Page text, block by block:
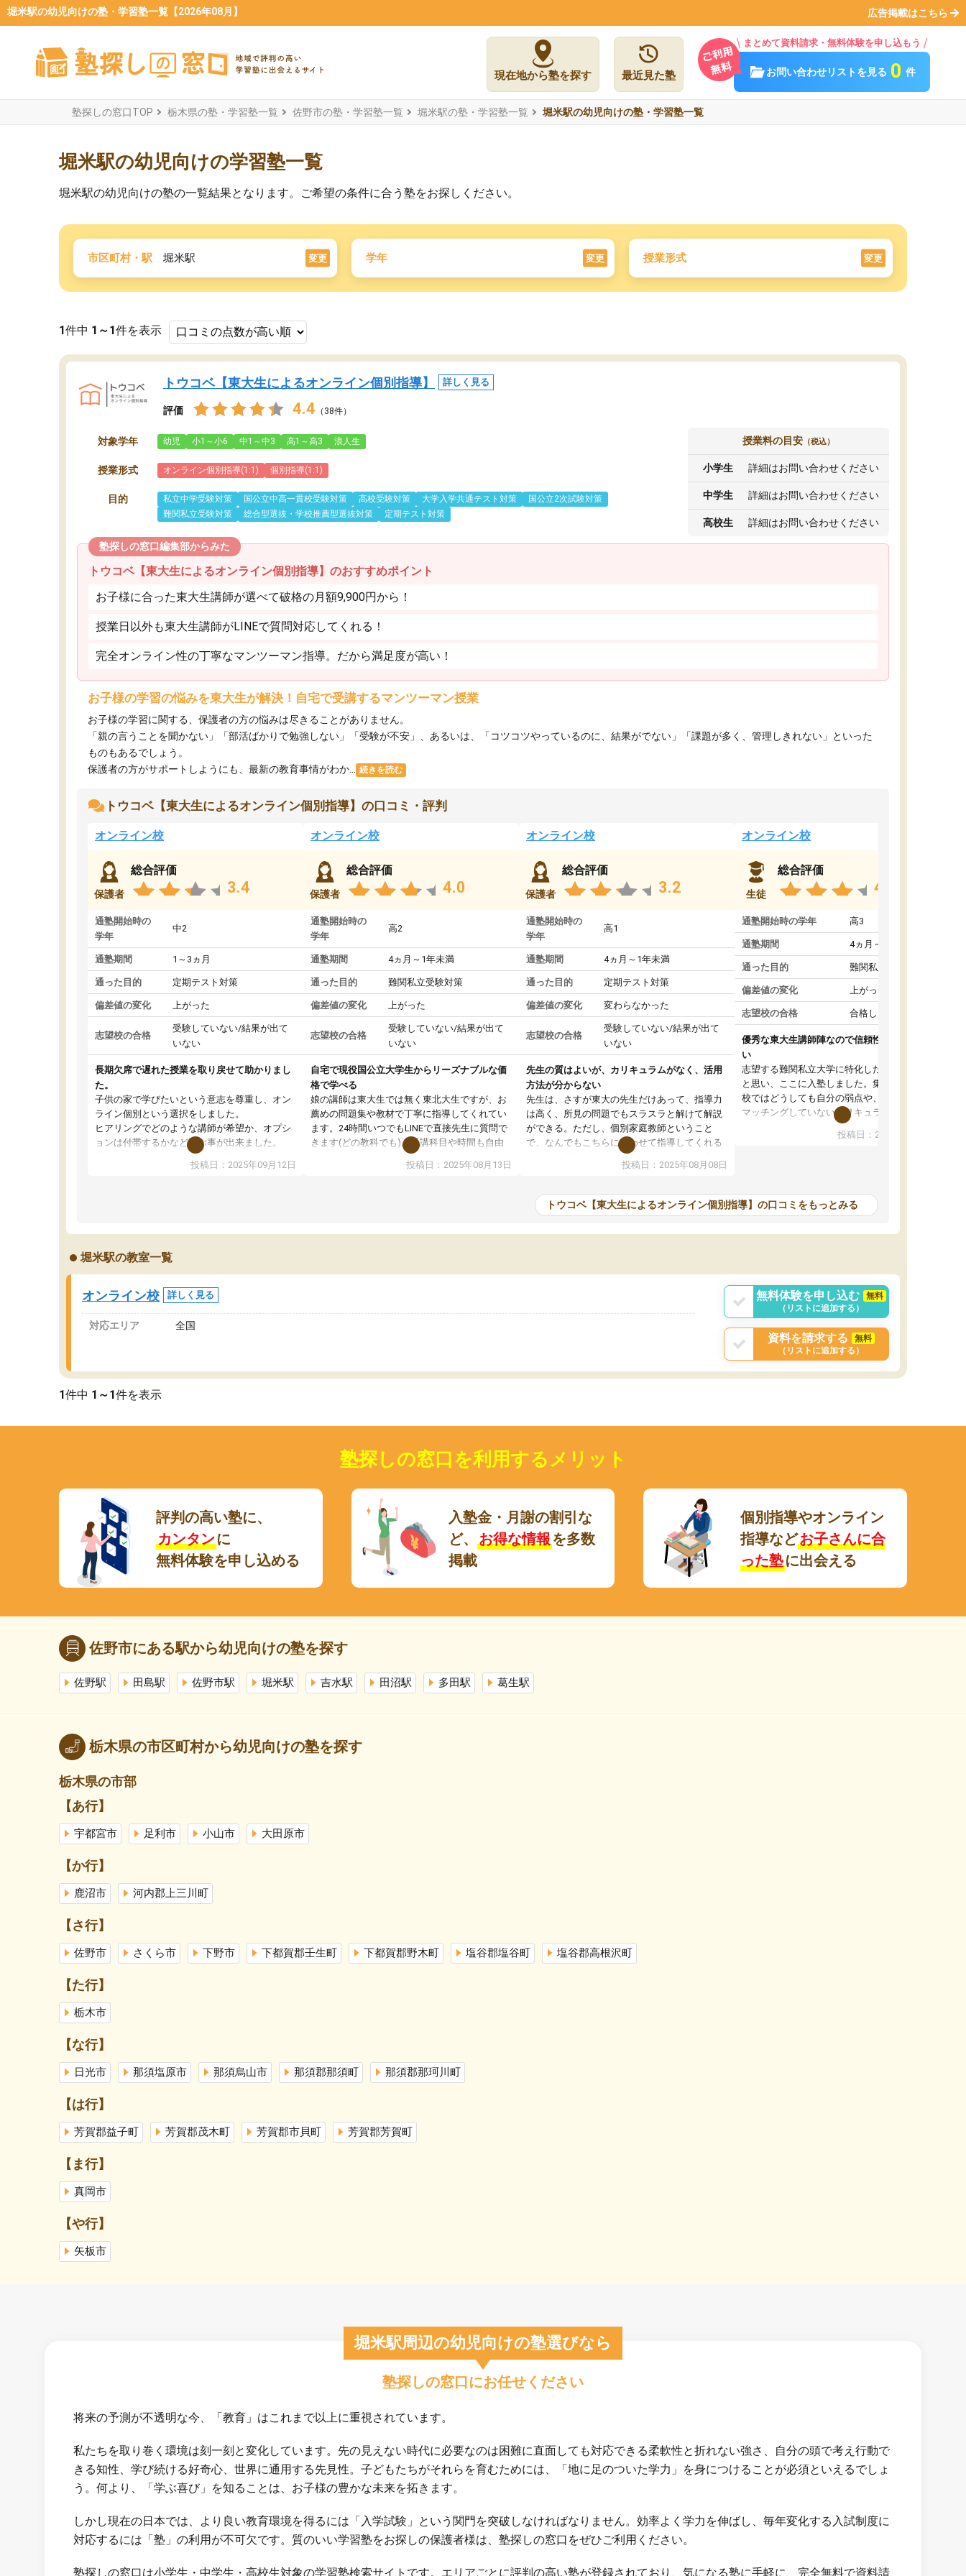
堀米駅の幼児向けの塾・学習塾一覧【2026年08月】 広告掲載はこちら
現在地から塾を探す 最近見た塾
まとめて資料請求・無料体験を申し込もう
お問い合わせリストを見る 0 件
塾探しの窓口TOP 栃木県の塾・学習塾一覧 佐野市の塾・学習塾一覧 堀米駅の塾・学習塾一覧 堀米駅の幼児向けの塾・学習塾一覧
堀米駅の幼児向けの学習塾一覧
堀米駅の幼児向けの塾の一覧結果となります。ご希望の条件に合う塾をお探しください。
市区町村・駅 堀米駅 変更 学年 変更 授業形式 変更
1件中 1～1件を表示
トウコベ【東大生によるオンライン個別指導】 詳しく見る
評価 4.4 （38件）
対象学年 幼児 小1～小6 中1～中3 高1～高3 浪人生
授業形式 オンライン個別指導(1:1) 個別指導(1:1)
目的 私立中学受験対策 国公立中高一貫校受験対策 高校受験対策 大学入学共通テスト対策
国公立2次試験対策
難関私立受験対策
総合型選抜・学校推薦型選抜対策 定期テスト対策
授業料の目安 （税込）
小学生 詳細はお問い合わせください
中学生 詳細はお問い合わせください
高校生 詳細はお問い合わせください
塾探しの窓口編集部からみた
トウコベ【東大生によるオンライン個別指導】のおすすめポイント
お子様に合った東大生講師が選べて破格の月額9,900円から！
授業日以外も東大生講師がLINEで質問対応してくれる！
完全オンライン性の丁寧なマンツーマン指導。だから満足度が高い！
お子様の学習の悩みを東大生が解決！自宅で受講するマンツーマン授業
お子様の学習に関する、保護者の方の悩みは尽きることがありません。
「親の言うことを聞かない」「部活ばかりで勉強しない」「受験が不安」、あるいは、「コツコツやっているのに、結果がでない」「課題が多く、管理しきれない」といった
ものもあるでしょう。
保護者の方がサポートしようにも、最新の教育事情がわか...
続きを読む
トウコベ【東大生によるオンライン個別指導】の口コミ・評判
オンライン校
保護者
総合評価
3.4
通塾開始時の
学年
中2
通塾期間 1～3ヵ月
通った目的 定期テスト対策
偏差値の変化 上がった
志望校の合格
受験していない/結果が出て
いない
長期欠席で遅れた授業を取り戻せて助かりまし
た。
子供の家で学びたいという意志を尊重し、オン
ライン個別という選択をしました。
ヒアリングでどのような講師が希望か、オプシ
ョンは付帯するかなど選ぶ事が出来ました。
講師とのマッチング後講師との初回ミーティン
グを行い、その講師で良いか他の講師を希望す
オンラインツールを使用した単語帳の共有があ
り宿題もそちらで出される形でした。
2ヶ月で担当講師の方がお辞めになると言う事で
講師変更の申し出があり、あまりに短期での変
更だった為、塾に通う事にして退会しました。
遅れも取り戻せ、授業内容や講師の方は良かっ
投稿日：2025年09月12日
オンライン校
保護者
総合評価
4.0
通塾開始時の
学年
高2
通塾期間 4ヵ月～1年未満
通った目的 難関私立受験対策
偏差値の変化 上がった
志望校の合格
受験していない/結果が出て
いない
自宅で現役国公立大学生からリーズナブルな価
格で学べる
娘の講師は東大生では無く東北大生ですが、お
薦めの問題集や教材で丁寧に指導してくれてい
ます。24時間いつでもLINEで直接先生に質問で
きます(どの教科でも)。受講科目や時間も自由
に決めれるので、個人に合った勉強ができると
思います。カリキュラム相談みたいなのがあり
ます。講師も合わなければチェンジできます
投稿日：2025年08月13日
オンライン校
保護者
総合評価
3.2
通塾開始時の
学年
高1
通塾期間 4ヵ月～1年未満
通った目的 定期テスト対策
偏差値の変化 変わらなかった
志望校の合格
受験していない/結果が出て
いない
先生の質はよいが、カリキュラムがなく、活用
方法が分からない
先生は、さすが東大の先生だけあって、指導力
は高く、所見の問題でもスラスラと解けて解説
ができる。ただし、個別家庭教師ということ
で、なんでもこちらに合わせて指導してくれる
のだが、具体的なカリキュラムがない。当方
は、授業の先取り学習をするため、学校の教科
いただいたが、1時間の時間を使って進められる
範囲は限られており、それであれば自学自習で
なく、上手い活用の仕方が分からず辞めること
投稿日：2025年08月08日
オンライン校
生徒
総合評価
4.4
通塾開始時の学年 高3
通塾期間 4ヵ月～1年未満
通った目的 難関私立受験対策
偏差値の変化 上がった
志望校の合格 合格した
優秀な東大生講師陣なので信頼性や安心感が高
い
志望する難関私立大学に特化した準備をしたい
と思い、ここに入塾しました。集団指導の予備
校ではどうしても自分の弱点や、志望校対策に
マッチングしていないカリキュラムに不安を感
また受験のノウハウを蓄積している優秀な東大
ツーマン指導によって、自分の志望校にふさわ
しいオリジナルのカリキュラムを提案してくれ
と感じました。
投稿日：2024年02月19日
トウコベ【東大生によるオンライン個別指導】の口コミをもっとみる
堀米駅の教室一覧
オンライン校 詳しく見る
対応エリア 全国
無料体験を申し込む
無料
（リストに追加する）
資料を請求する
無料
（リストに追加する）
1件中 1～1件を表示
塾探しの窓口を利用するメリット
評判の高い塾に、
カンタン に
無料体験を申し込める
入塾金・月謝の割引な
ど、
お得な情報 を多数
掲載
個別指導やオンライン
指導などお子さんに合
った塾に出会える
佐野市にある駅から幼児向けの塾を探す
佐野駅 田島駅 佐野市駅 堀米駅 吉水駅 田沼駅 多田駅 葛生駅
栃木県の市区町村から幼児向けの塾を探す
栃木県の市部
【あ行】
宇都宮市 足利市 小山市 大田原市
【か行】
鹿沼市 河内郡上三川町
【さ行】
佐野市 さくら市 下野市 下都賀郡壬生町 下都賀郡野木町 塩谷郡塩谷町 塩谷郡高根沢町
【た行】
栃木市
【な行】
日光市 那須塩原市 那須烏山市 那須郡那須町 那須郡那珂川町
【は行】
芳賀郡益子町 芳賀郡茂木町 芳賀郡市貝町 芳賀郡芳賀町
【ま行】
真岡市
【や行】
矢板市
堀米駅周辺の幼児向けの塾選びなら
塾探しの窓口にお任せください
将来の予測が不透明な今、「教育」はこれまで以上に重視されています。
私たちを取り巻く環境は刻一刻と変化しています。先の見えない時代に必要なのは困難に直面しても対応できる柔軟性と折れない強さ、自分の頭で考え行動で
きる知性、学び続ける好奇心、世界に通用する先見性。子どもたちがそれらを育むためには、「地に足のついた学力」を身につけることが必須といえるでしょ
う。何より、「学ぶ喜び」を知ることは、お子様の豊かな未来を拓きます。
しかし現在の日本では、より良い教育環境を得るには「入学試験」という関門を突破しなければなりません。効率よく学力を伸ばし、毎年変化する入試制度に
対応するには「塾」の利用が不可欠です。質のいい学習塾をお探しの保護者様は、塾探しの窓口をぜひご利用ください。
塾探しの窓口は小学生・中学生・高校生対象の学習塾検索サイトです。エリアごとに評判の高い塾が登録されており、気になる塾に手軽に、完全無料で資料請